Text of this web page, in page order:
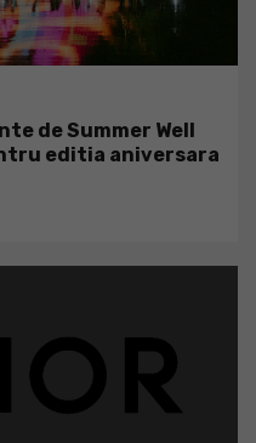
de Summer Well
editia aniversara